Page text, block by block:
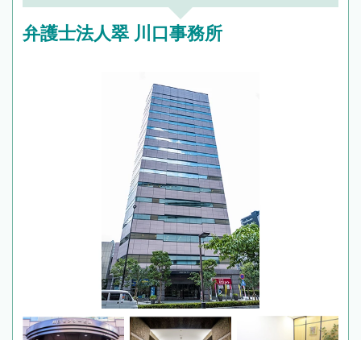
弁護士法人翠 川口事務所